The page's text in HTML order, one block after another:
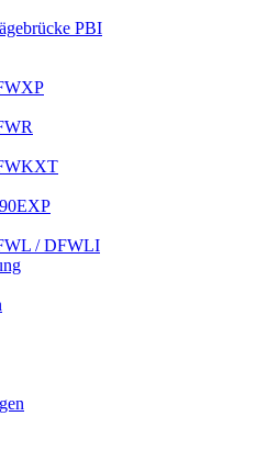
PBI
/ DFWLI